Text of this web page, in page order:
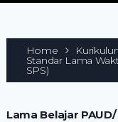
Home
Standar Lama
SPS)
Lama Belajar